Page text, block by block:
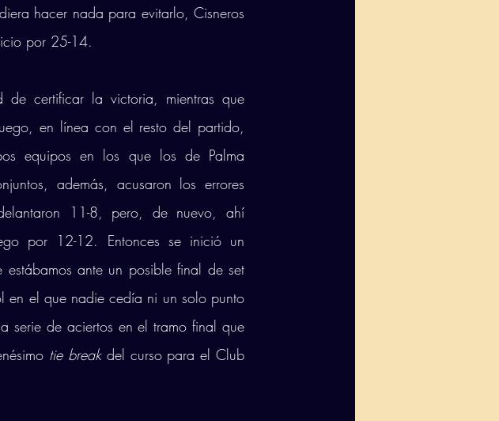
hacer nada para evitarlo, Cisneros
por 25-14.
certificar la victoria, mientras que
en línea con el resto del partido,
equipos en los que los de Palma
además, acusaron los errores
11-8, pero, de nuevo, ahí
por 12-12. Entonces se inició un
ante un posible final de set
en el que nadie cedía ni un solo punto
serie de aciertos en el tramo final que
tie break del curso para el Club